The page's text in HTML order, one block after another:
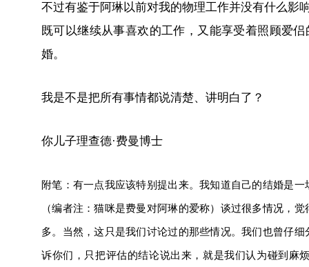
不过有鉴于阿琳以前对我的物理工作并没有什么影
既可以继续从事喜欢的工作，又能享受着照顾爱
婚。
我是不是把所有事情都说清楚、讲明白了？
你儿子理查德·费曼博士
附笔：有一点我应该特别提出来。我知道自己的结婚是
（编者注：猫咪是费曼对阿琳的爱称）谈过很多情况，
多。当然，这只是我们讨论过的那些情况。我们也曾仔
诉你们，只把评估的结论说出来，就是我们认为碰到麻